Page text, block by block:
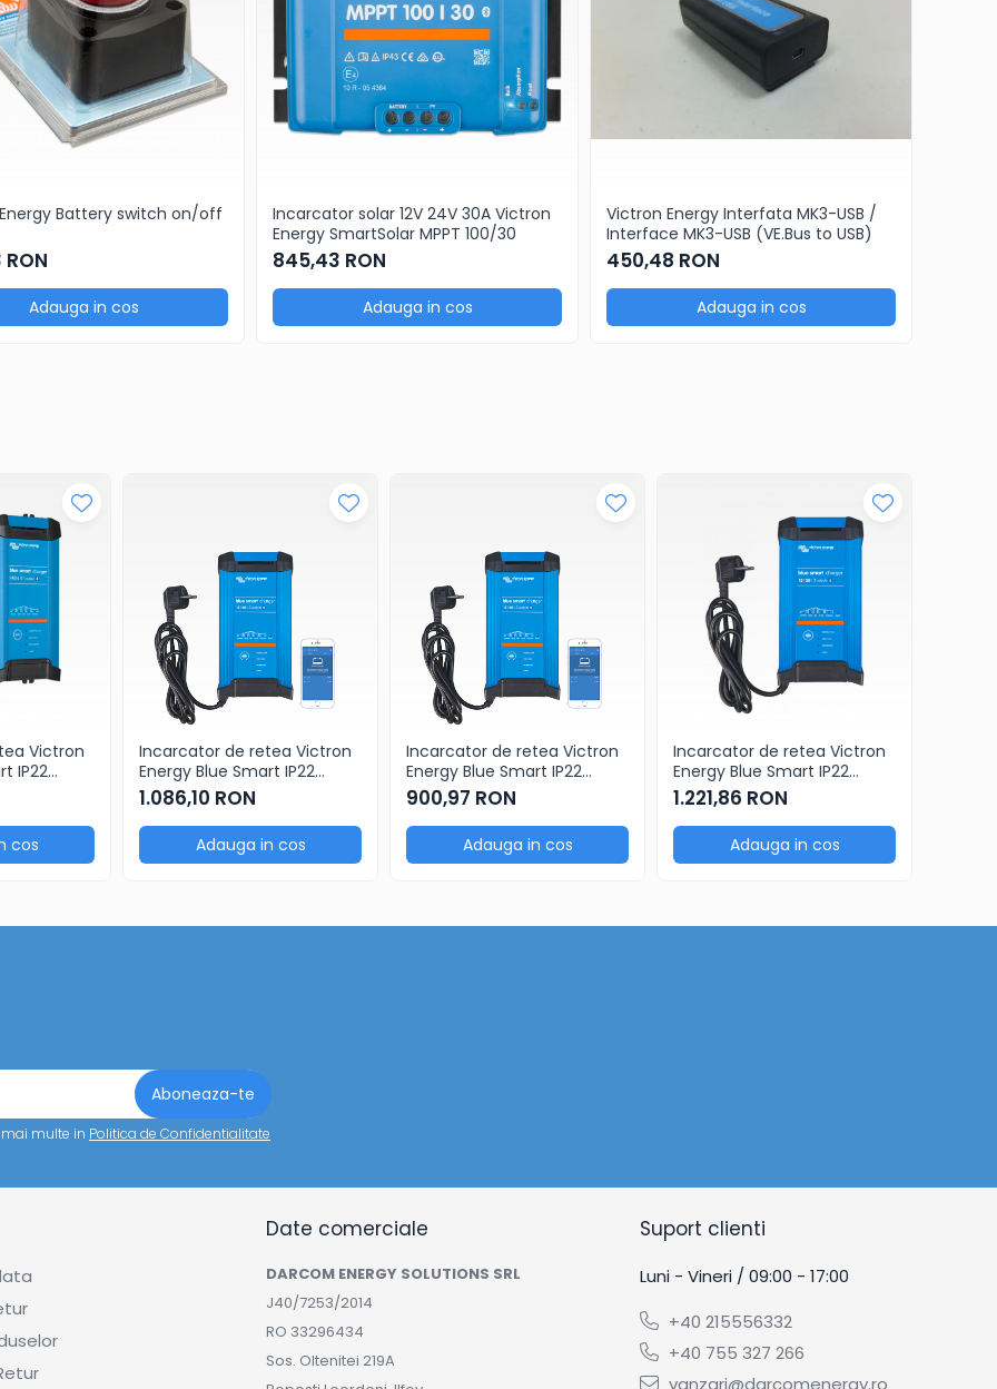
Battery switch on/off
Adauga in cos
Incarcator solar 12V 24V 30A Victron
Energy SmartSolar MPPT 100/30
845,43 RON
Adauga in cos
Victron Energy Interfata MK3-USB /
Interface MK3-USB (VE.Bus to USB)
450,48 RON
Adauga in cos
Victron
IP22
cos
Incarcator de retea Victron
Energy Blue Smart IP22
Charger 12/30 (1)
1.086,10 RON
Adauga in cos
Incarcator de retea Victron
Energy Blue Smart IP22
Charger 12/20 (1)
900,97 RON
Adauga in cos
Incarcator de retea Victron
Energy Blue Smart IP22
Charger 12/30 (3)
1.221,86 RON
Adauga in cos
multe in Politica de Confidentialitate
Date comerciale
DARCOM ENERGY SOLUTIONS SRL
J40/7253/2014
RO 33296434
Sos. Oltenitei 219A
Suport clienti
Luni - Vineri / 09:00 - 17:00
+40 215556332
+40 755 327 266
vanzari@darcomenergy.ro